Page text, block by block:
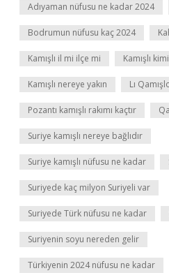
Adıyaman nüfusu ne kadar 2024
Bodrumun nüfusu kaç 2024
Kamışlı il mi ilçe mi Kamışlı
Kamışlı nereye yakın Lı
Pozantı kamışlı rakımı kaçtır
Suriye kamışlı nereye bağlıdır
Suriye kamışlı nüfusu ne kadar
Suriyede kaç milyon Suriyeli var
Suriyede Türk nüfusu ne kadar
Suriyenin soyu nereden gelir
Türkiyenin 2024 nüfusu ne kadar